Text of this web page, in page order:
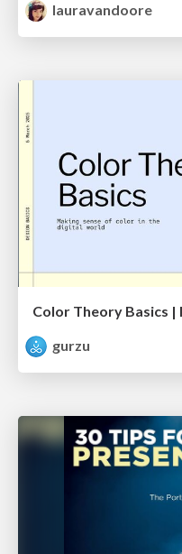
lauravandoore
Color Theory Basics |
gurzu